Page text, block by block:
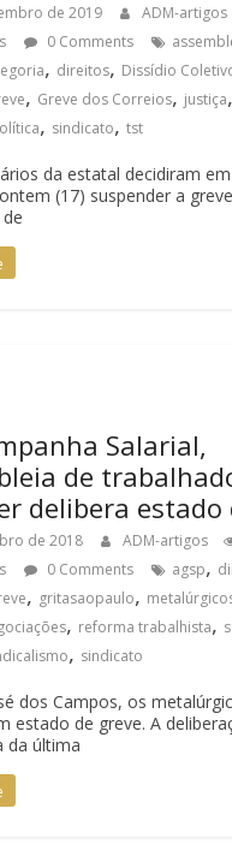
de 2019 ADM-artigos
0 Comments
, direitos, Dissídio
, Greve dos Correios, justiça,
, sindicato,tst
da estatal decidiram
(17) suspender a
Salarial,
de
delibera estado
de 2018 ADM-artigos
0 Comments agsp,
, gritasaopaulo,
, reforma trabalhista,
, sindicato
dos Campos, os
estado de greve. A
da última